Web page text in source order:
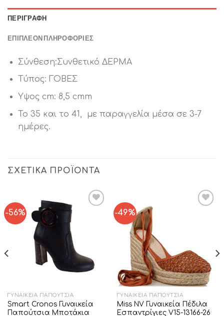
ΠΕΡΙΓΡΑΦΉ
ΕΠΙΠΛΈΟΝ ΠΛΗΡΟΦΟΡΊΕΣ
Σύνθεση:Συνθετικό ΔΕΡΜΑ
Τύπος: ΓΟΒΕΣ
Υψος cm: 8,5 cmm
Το 35 και το 41, με παραγγελία μέσα σε 3-7
ημέρες.
ΣΧΕΤΙΚΆ ΠΡΟΪΌΝΤΑ
-56%
ΓΥΝΑΙΚΕΊΑ ΠΑΠΟΎΤΣΙΑ
Smart Cronos Γυναικεία
Παπούτσια Μποτάκια
-49%
ΓΥΝΑΙΚΕΊΑ ΠΑΠΟΎΤΣΙΑ
Miss NV Γυναικεία Πέδιλα
Εσπαντρίγιες V15-13166-26